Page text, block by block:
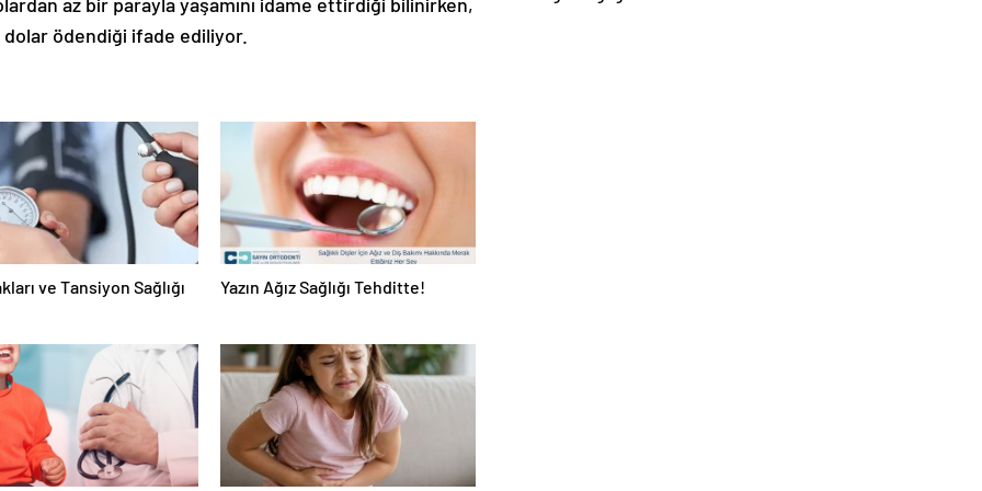
dolar ödendiği ifade ediliyor.
ve Tansiyon Sağlığı Yazın Ağız Sağlığı Tehditte!